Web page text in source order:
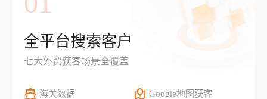
全平台搜索客户
七大外贸获客场景全覆盖
海关数据 Google地图获客